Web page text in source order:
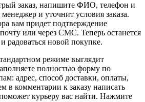
заказ, напишите ФИО, телефон и
и уточнит условия заказа.
вам придет подтверждение
или через СМС. Теперь останется
радоваться новой покупке.
режиме выглядит
полностью форму по
адрес, способ доставки, оплаты,
в комментарии к заказу написать
курьеру вас найти. Нажмите